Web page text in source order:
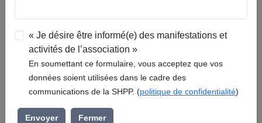
« Je désire être informé(e) des manifestations et
activités de l’association »
En soumettant ce formulaire, vous acceptez que vos
données soient utilisées dans le cadre des
communications de la SHPP. (politique de confidentialité)
Envoyer Fermer